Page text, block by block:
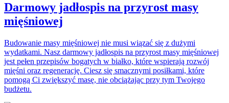
Darmowy jadłospis na przyrost masy
mięśniowej
Budowanie masy mięśniowej nie musi wiązać się z dużymi
wydatkami. Nasz darmowy jadłospis na przyrost masy mięśniowej
jest pełen przepisów bogatych w białko, które wspierają rozwój
mięśni oraz regenerację. Ciesz się smacznymi posiłkami, które
pomogą Ci zwiększyć masę, nie obciążając przy tym Twojego
budżetu.